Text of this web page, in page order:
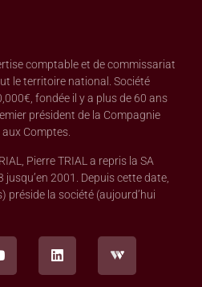
comptable et de commissariat
le territoire national. Société
fondée il y a plus de 60 ans
président de la Compagnie
Comptes.
Pierre TRIAL a repris la SA
2001. Depuis cette date,
préside la société (aujourd’hui